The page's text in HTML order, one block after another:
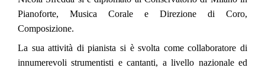
Pianoforte, Musica Corale e Direzione di Coro,
Composizione.
La sua attività di pianista si è svolta come collaboratore di
innumerevoli strumentisti e cantanti, a livello nazionale ed